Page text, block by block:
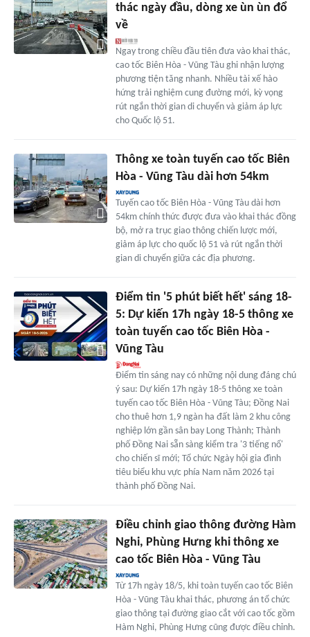
thác ngày đầu, dòng xe ùn ùn đổ
về
Ngay trong chiều đầu tiên đưa vào khai thác,
cao tốc Biên Hòa - Vũng Tàu ghi nhận lượng
phương tiện tăng nhanh. Nhiều tài xế hào
hứng trải nghiệm cung đường mới, kỳ vọng
rút ngắn thời gian di chuyển và giảm áp lực
cho Quốc lộ 51.
Thông xe toàn tuyến cao tốc Biên
Hòa - Vũng Tàu dài hơn 54km
Tuyến cao tốc Biên Hòa - Vũng Tàu dài hơn
54km chính thức được đưa vào khai thác đồng
bộ, mở ra trục giao thông chiến lược mới,
giảm áp lực cho quốc lộ 51 và rút ngắn thời
gian di chuyển giữa các địa phương.
Điểm tin '5 phút biết hết' sáng 18-
5: Dự kiến 17h ngày 18-5 thông xe
toàn tuyến cao tốc Biên Hòa -
Vũng Tàu
Điểm tin sáng nay có những nội dung đáng chú
ý sau: Dự kiến 17h ngày 18-5 thông xe toàn
tuyến cao tốc Biên Hòa - Vũng Tàu; Đồng Nai
cho thuê hơn 1,9 ngàn ha đất làm 2 khu công
nghiệp lớn gần sân bay Long Thành; Thành
phố Đồng Nai sẵn sàng kiểm tra '3 tiếng nổ'
cho chiến sĩ mới; Tổ chức Ngày hội gia đình
tiêu biểu khu vực phía Nam năm 2026 tại
thành phố Đồng Nai.
Điều chỉnh giao thông đường Hàm
Nghi, Phùng Hưng khi thông xe
cao tốc Biên Hòa - Vũng Tàu
Từ 17h ngày 18/5, khi toàn tuyến cao tốc Biên
Hòa - Vũng Tàu khai thác, phương án tổ chức
giao thông tại đường giao cắt với cao tốc gồm
Hàm Nghi, Phùng Hưng cũng được điều chỉnh.